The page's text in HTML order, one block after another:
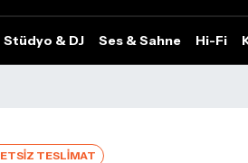
Stüdyo & DJ Ses & Sahne Hi-Fi
TESLİMAT